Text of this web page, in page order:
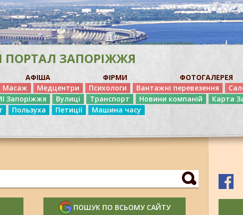
ПОРТАЛ ЗАПОРІЖЖЯ
АФІША ФІРМИ ФОТОГАЛЕРЕЯ
Масаж Медцентри Психологи Вантажні перевезення
Запоріжжя Вулиці Транспорт Новини компаній
Карта
Пользуха Петиції Машина часу
ПОШУК ПО ВСЬОМУ САЙТУ